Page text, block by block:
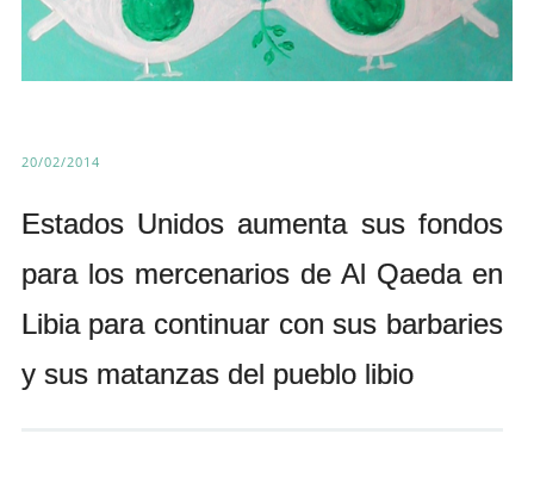
Andrés Vázquez de Sola
20/02/2014
Estados Unidos aumenta sus fondos
para los mercenarios de Al Qaeda en
Libia para continuar con sus barbaries
y sus matanzas del pueblo libio